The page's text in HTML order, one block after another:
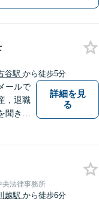
谷駅 から徒歩5分
ールで
，退職
き、
てき
お気軽
詳細を見
る
央法律事務所
越駅 から徒歩6分